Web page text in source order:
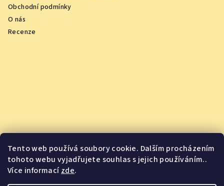
Tento web používá soubory cookie. Dalším procházením
tohoto webu vyjadřujete souhlas s jejich používáním..
Více informacízde.
Obchodní podmínky
O nás
Recenze